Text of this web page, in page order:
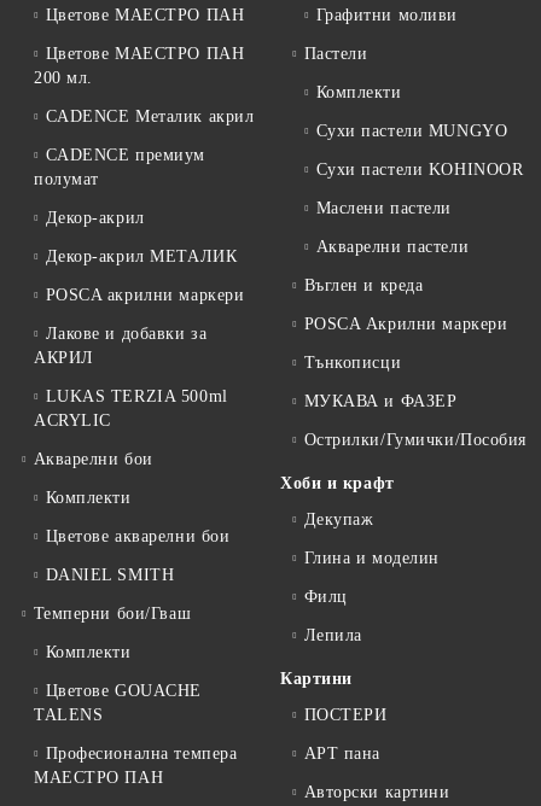
Цветове МАЕСТРО ПАН
Цветове МАЕСТРО ПАН
200 мл.
CADENCE Металик акрил
CADENCE премиум
полумат
Декор-акрил
Декор-акрил МЕТАЛИК
POSCA акрилни маркери
Лакове и добавки за
АКРИЛ
LUKAS TERZIA 500ml
ACRYLIC
Акварелни бои
Комплекти
Цветове акварелни бои
DANIEL SMITH
Темперни бои/Гваш
Комплекти
Цветове GOUACHE
TALENS
Професионална темпера
МАЕСТРО ПАН
Графитни моливи
Пастели
Комплекти
Сухи пастели MUNGYO
Сухи пастели KOHINOOR
Маслени пастели
Акварелни пастели
Въглен и креда
POSCA Акрилни маркери
Тънкописци
МУКАВА и ФАЗЕР
Острилки/Гумички/Пособия
Хоби и крафт
Декупаж
Глина и моделин
Филц
Лепила
Картини
ПОСТЕРИ
АРТ пана
Авторски картини